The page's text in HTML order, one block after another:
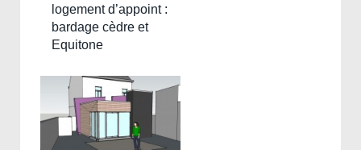
logement d’appoint :
bardage cèdre et
Equitone